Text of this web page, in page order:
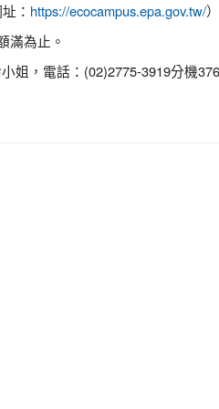
： https://ecocampus.epa.gov.tw/
滿為止。
姐，電話：(02)2775-3919分機